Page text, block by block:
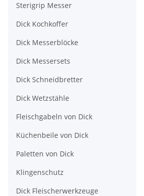
Sterigrip Messer
Dick Kochkoffer
Dick Messerblöcke
Dick Messersets
Dick Schneidbretter
Dick Wetzstähle
Fleischgabeln von Dick
Küchenbeile von Dick
Paletten von Dick
Klingenschutz
Dick Fleischerwerkzeuge